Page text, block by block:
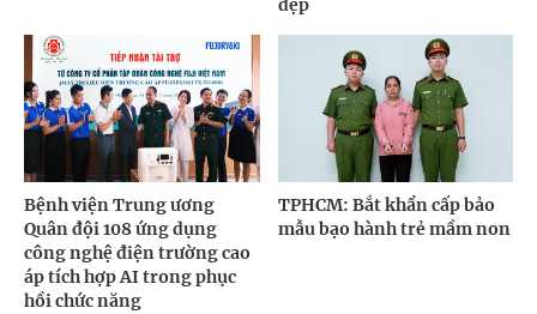
đẹp
Bệnh viện Trung ương
Quân đội 108 ứng dụng
công nghệ điện trường cao
áp tích hợp AI trong phục
hồi chức năng
TPHCM: Bắt khẩn cấp bảo
mẫu bạo hành trẻ mầm non